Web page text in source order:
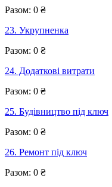
Разом: 0 ₴
23. Укрупненка
Разом: 0 ₴
24. Додаткові витрати
Разом: 0 ₴
25. Будівництво під ключ
Разом: 0 ₴
26. Ремонт під ключ
Разом: 0 ₴